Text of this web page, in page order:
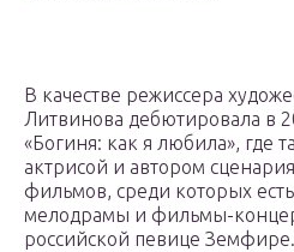
В качестве режиссера
Литвинова дебютировала в
«Богиня: как я любила», где
актрисой и автором
фильмов, среди которых
мелодрамы и фильмы-
российской певице Земфире.